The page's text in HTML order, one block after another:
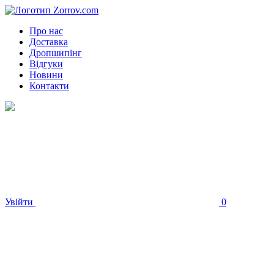
Про нас
Доставка
Дропшипінг
Відгуки
Новини
Контакти
Увійти 0